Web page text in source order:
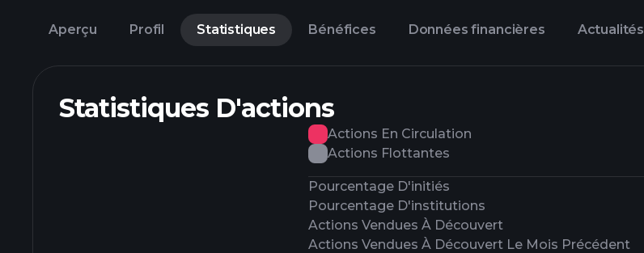
Aperçu Profil Statistiques Bénéfices Données financières Actualités
Statistiques D'actions
Actions En Circulation
Actions Flottantes
Pourcentage D'initiés
Pourcentage D'institutions
Actions Vendues À Découvert
Actions Vendues À Découvert Le Mois Précédent